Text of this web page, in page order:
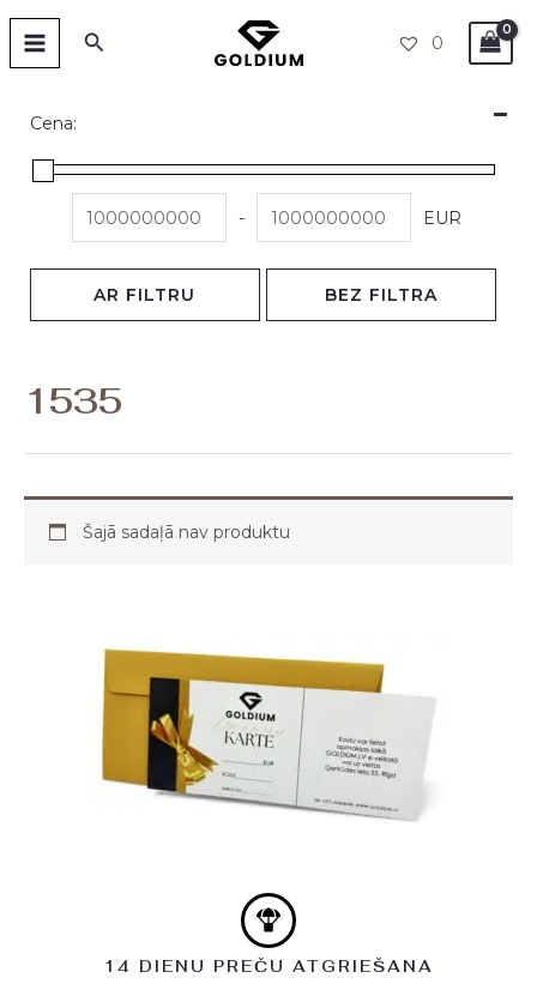
SkipMAIN
MENU
Search 0
Cena:
- EUR
AR FILTRU BEZ FILTRA
1535
Šajā sadaļā nav produktu
14 DIENU PREČU ATGRIEŠANA